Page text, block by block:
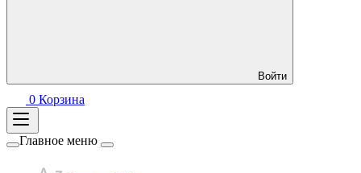
Войти
0 Корзина
Главное меню